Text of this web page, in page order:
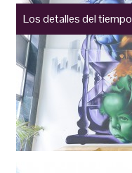
Los detalles del tiempo